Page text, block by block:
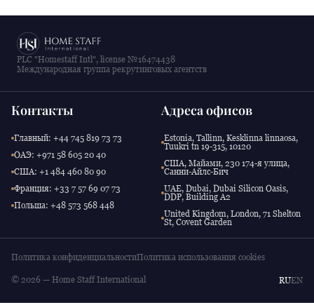
PLC "Homestaff Intl", license №16474438
Международная группа рекрутинговых агентств
Контакты
Главный: +44 745 819 73 73
ОАЭ: +971 58 605 20 40
США: +1 484 460 80 90
Франция: +33 7 57 69 07 73
Польша: +48 573 568 448
Адреса офисов
Estonia, Tallinn, Kesklinna linnaosa,
Tuukri tn 19-315, 10120
США, Майами, 230 174-я улица,
Санни-Айлс-Бич
UAE, Dubai, Dubai Silicon Oasis,
DDP, Building A2
United Kingdom, London, 71 Shelton
St, Covent Garden
Политика конфиденциальностиПолитика использования cookies
© 2026 — Home Staff International RUEN